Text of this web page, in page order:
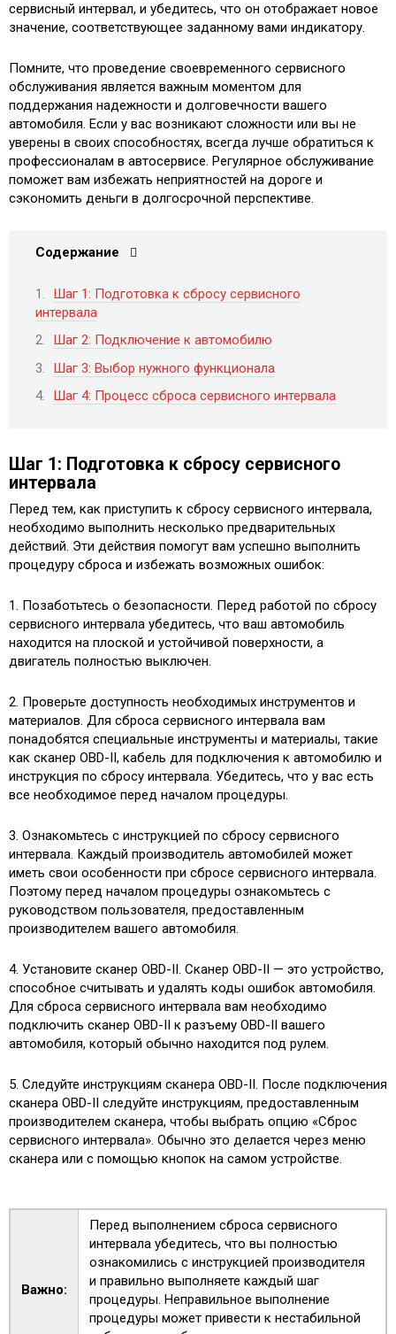
сервисный интервал, и убедитесь, что он отображает новое
значение, соответствующее заданному вами индикатору.
Помните, что проведение своевременного сервисного
обслуживания является важным моментом для
поддержания надежности и долговечности вашего
автомобиля. Если у вас возникают сложности или вы не
уверены в своих способностях, всегда лучше обратиться к
профессионалам в автосервисе. Регулярное обслуживание
поможет вам избежать неприятностей на дороге и
сэкономить деньги в долгосрочной перспективе.
Содержание
Шаг 1: Подготовка к сбросу сервисного
интервала
Шаг 2: Подключение к автомобилю
Шаг 3: Выбор нужного функционала
Шаг 4: Процесс сброса сервисного интервала
Шаг 1: Подготовка к сбросу сервисного
интервала
Перед тем, как приступить к сбросу сервисного интервала,
необходимо выполнить несколько предварительных
действий. Эти действия помогут вам успешно выполнить
процедуру сброса и избежать возможных ошибок:
1. Позаботьтесь о безопасности. Перед работой по сбросу
сервисного интервала убедитесь, что ваш автомобиль
находится на плоской и устойчивой поверхности, а
двигатель полностью выключен.
2. Проверьте доступность необходимых инструментов и
материалов. Для сброса сервисного интервала вам
понадобятся специальные инструменты и материалы, такие
как сканер OBD-II, кабель для подключения к автомобилю и
инструкция по сбросу интервала. Убедитесь, что у вас есть
все необходимое перед началом процедуры.
3. Ознакомьтесь с инструкцией по сбросу сервисного
интервала. Каждый производитель автомобилей может
иметь свои особенности при сбросе сервисного интервала.
Поэтому перед началом процедуры ознакомьтесь с
руководством пользователя, предоставленным
производителем вашего автомобиля.
4. Установите сканер OBD-II. Сканер OBD-II — это устройство,
способное считывать и удалять коды ошибок автомобиля.
Для сброса сервисного интервала вам необходимо
подключить сканер OBD-II к разъему OBD-II вашего
автомобиля, который обычно находится под рулем.
5. Следуйте инструкциям сканера OBD-II. После подключения
сканера OBD-II следуйте инструкциям, предоставленным
производителем сканера, чтобы выбрать опцию «Сброс
сервисного интервала». Обычно это делается через меню
сканера или с помощью кнопок на самом устройстве.
Важно:
Перед выполнением сброса сервисного
интервала убедитесь, что вы полностью
ознакомились с инструкцией производителя
и правильно выполняете каждый шаг
процедуры. Неправильное выполнение
процедуры может привести к нестабильной